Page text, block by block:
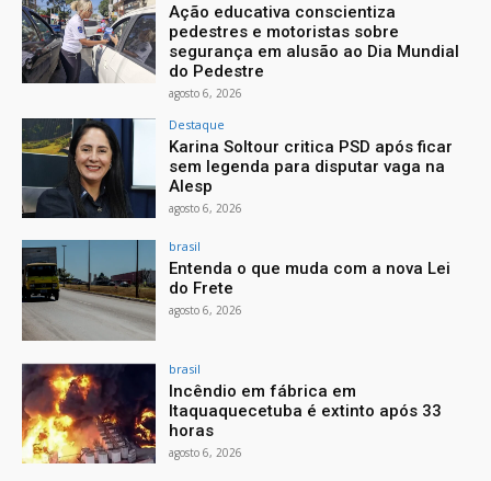
Ação educativa conscientiza
pedestres e motoristas sobre
segurança em alusão ao Dia Mundial
do Pedestre
agosto 6, 2026
Destaque
Karina Soltour critica PSD após ficar
sem legenda para disputar vaga na
Alesp
agosto 6, 2026
brasil
Entenda o que muda com a nova Lei
do Frete
agosto 6, 2026
brasil
Incêndio em fábrica em
Itaquaquecetuba é extinto após 33
horas
agosto 6, 2026